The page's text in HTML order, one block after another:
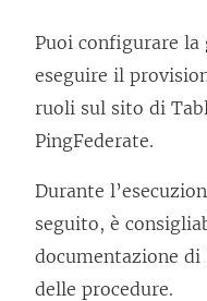
Puoi configurare
eseguire il
ruoli sul sito di
PingFederate.
Durante
seguito, è
documentazione di
delle procedure.